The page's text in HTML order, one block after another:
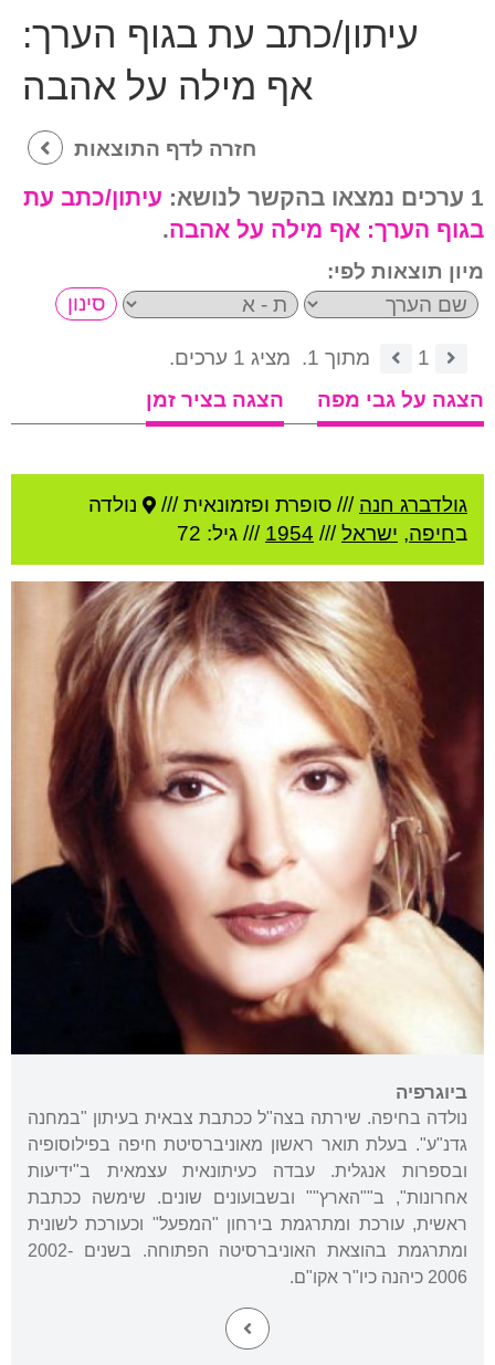
עיתון/כתב עת בגוף הערך:
אף מילה על אהבה
חזרה לדף התוצאות
1 ערכים נמצאו בהקשר לנושא:
עיתון/כתב עת
בגוף הערך: אף מילה על אהבה.
מיון תוצאות לפי:
1 מתוך 1.
מציג 1 ערכים.
הצגה על גבי מפה
הצגה בציר זמן
גולדברג חנה /// סופרת ופזמונאית ///
נולדה
בחיפה, ישראל///
1954 /// גיל: 72
ביוגרפיה
נולדה בחיפה. שירתה בצה"ל ככתבת צבאית בעיתון "במחנה
גדנ"ע". בעלת תואר ראשון מאוניברסיטת חיפה בפילוסופיה
ובספרות אנגלית. עבדה כעיתונאית עצמאית ב"ידיעות
אחרונות", ב""הארץ"" ובשבועונים שונים. שימשה ככתבת
ראשית, עורכת ומתרגמת בירחון "המפעל" וכעורכת לשונית
ומתרגמת בהוצאת האוניברסיטה הפתוחה. בשנים 2002-
2006 כיהנה כיו"ר אקו"ם.